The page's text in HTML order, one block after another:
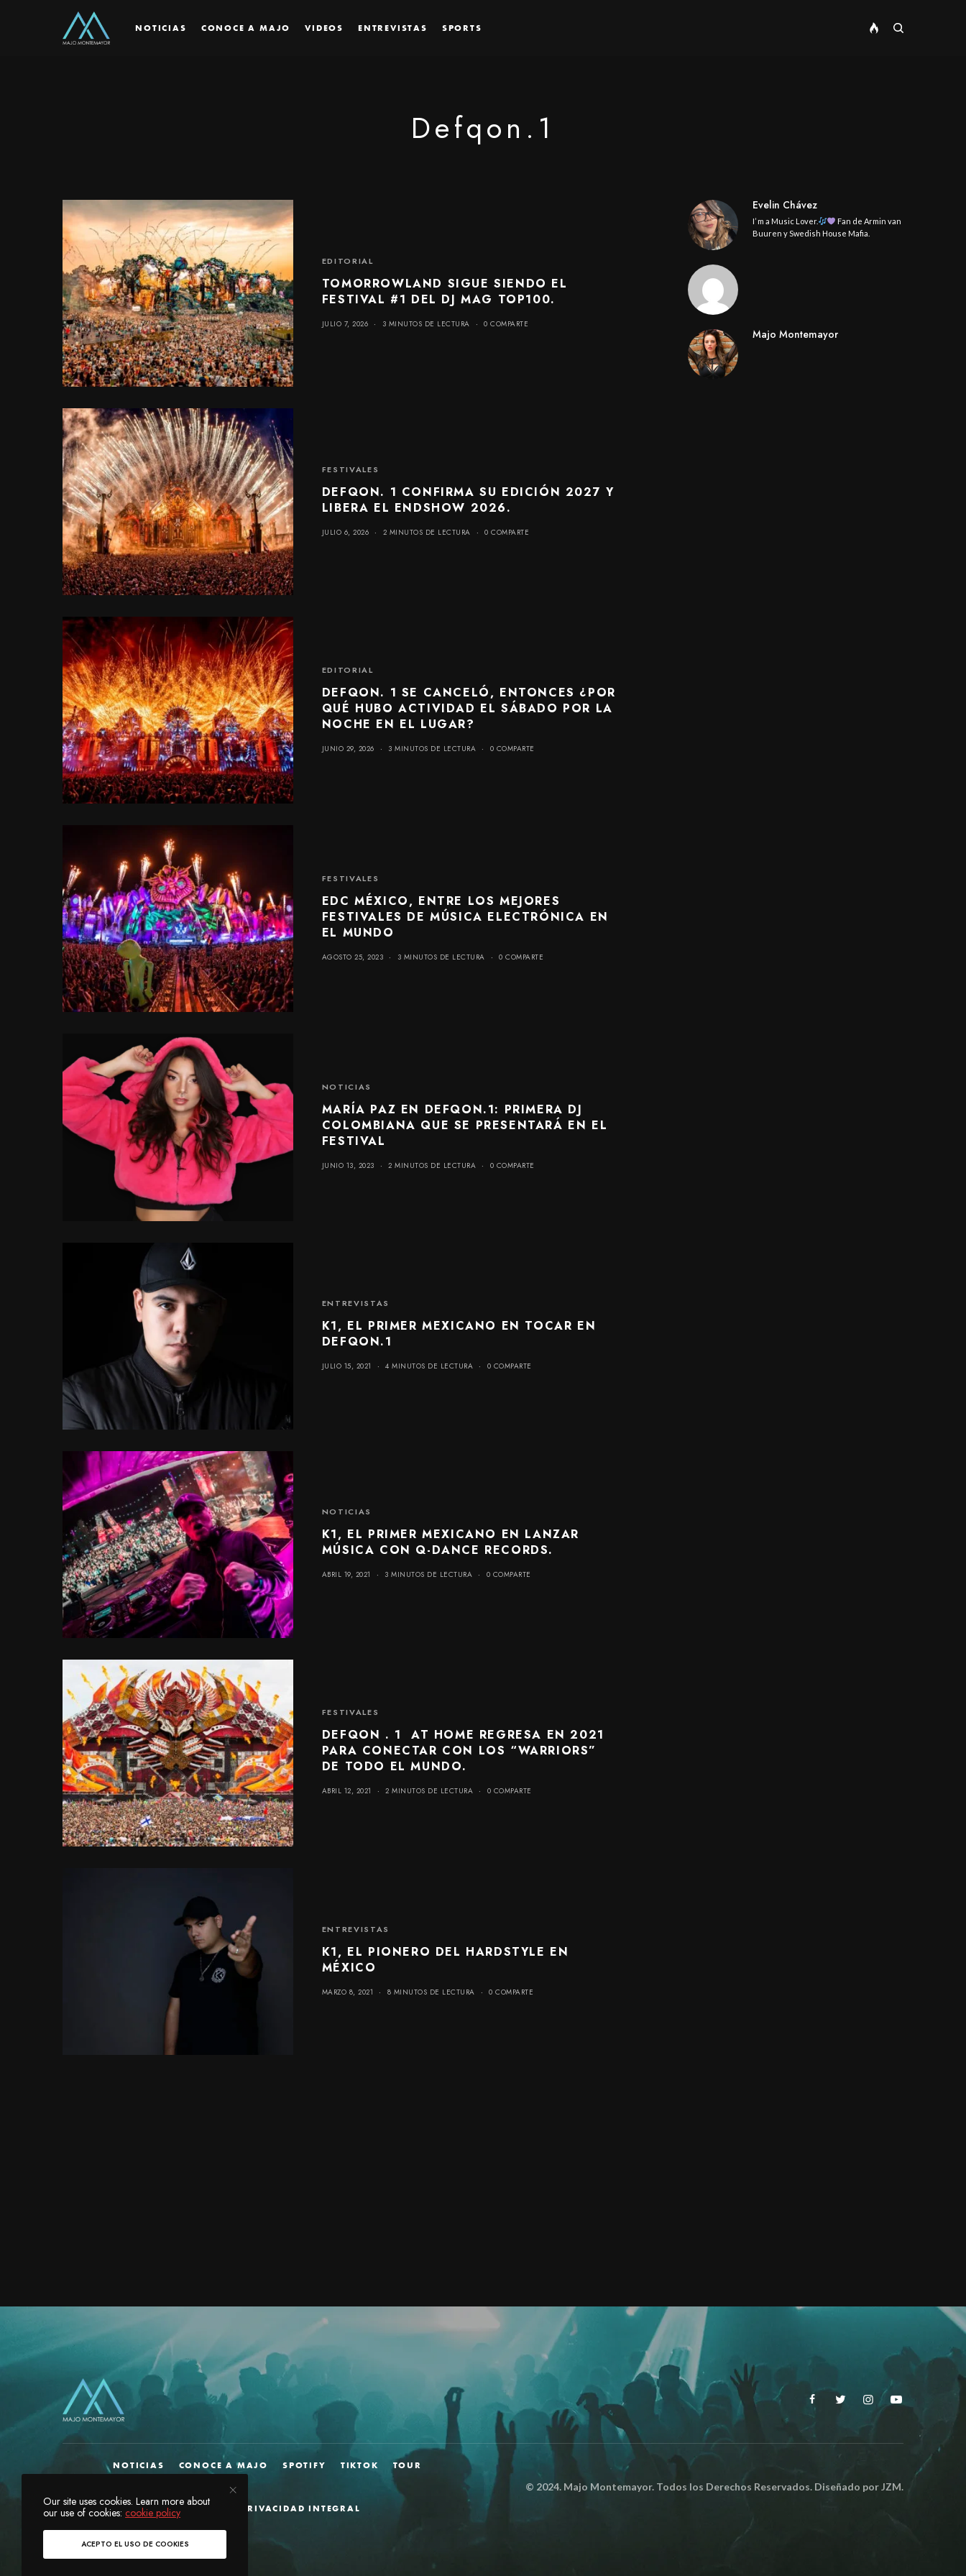
NOTICIAS CONOCE A MAJO VIDEOS ENTREVISTAS SPORTS
Defqon.1
EDITORIAL
TOMORROWLAND SIGUE SIENDO EL
FESTIVAL #1 DEL DJ MAG TOP100.
JULIO 7, 2026 3 MINUTOS DE LECTURA 0 COMPARTE
FESTIVALES
DEFQON. 1 CONFIRMA SU EDICIÓN 2027 Y
LIBERA EL ENDSHOW 2026.
JULIO 6, 2026 2 MINUTOS DE LECTURA 0 COMPARTE
EDITORIAL
DEFQON. 1 SE CANCELÓ, ENTONCES ¿POR
QUÉ HUBO ACTIVIDAD EL SÁBADO POR LA
NOCHE EN EL LUGAR?
JUNIO 29, 2026 3 MINUTOS DE LECTURA 0 COMPARTE
FESTIVALES
EDC MÉXICO, ENTRE LOS MEJORES
FESTIVALES DE MÚSICA ELECTRÓNICA EN
EL MUNDO
AGOSTO 25, 2023 3 MINUTOS DE LECTURA 0 COMPARTE
NOTICIAS
MARÍA PAZ EN DEFQON.1: PRIMERA DJ
COLOMBIANA QUE SE PRESENTARÁ EN EL
FESTIVAL
JUNIO 13, 2023 2 MINUTOS DE LECTURA 0 COMPARTE
ENTREVISTAS
K1, EL PRIMER MEXICANO EN TOCAR EN
DEFQON.1
JULIO 15, 2021 4 MINUTOS DE LECTURA 0 COMPARTE
NOTICIAS
K1, EL PRIMER MEXICANO EN LANZAR
MÚSICA CON Q-DANCE RECORDS.
ABRIL 19, 2021 3 MINUTOS DE LECTURA 0 COMPARTE
FESTIVALES
DEFQON . 1 AT HOME REGRESA EN 2021
PARA CONECTAR CON LOS “WARRIORS”
DE TODO EL MUNDO.
ABRIL 12, 2021 2 MINUTOS DE LECTURA 0 COMPARTE
ENTREVISTAS
K1, EL PIONERO DEL HARDSTYLE EN
MÉXICO
MARZO 8, 2021 8 MINUTOS DE LECTURA 0 COMPARTE
Evelin Chávez
I’ m a Music Lover.
Fan de Armin van
Buuren y Swedish House Mafia.
Majo Montemayor
NOTICIAS CONOCE A MAJO SPOTIFY TIKTOK TOUR
AVISO DE PRIVACIDAD INTEGRAL
© 2024.Majo Montemayor. Todos los Derechos Reservados. Diseñado porJZM.
Our site uses cookies. Learn more about
our use of cookies:cookie policy
ACEPTO EL USO DE COOKIES